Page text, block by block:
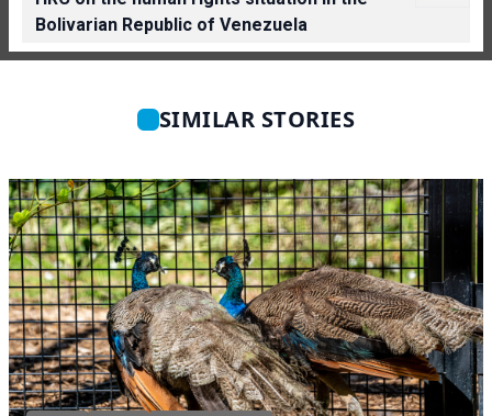
Bolivarian Republic of Venezuela
SIMILAR STORIES